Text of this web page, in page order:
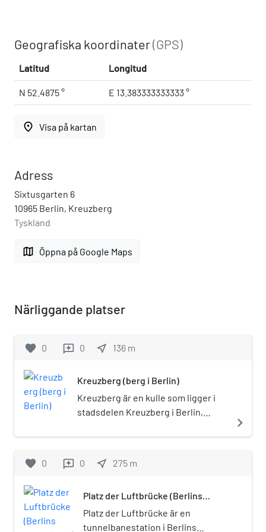
Geografiska koordinater(GPS)
Latitud Longitud
N 52.4875 ° E 13.383333333333 °
place Visa på kartan
Adress
Sixtusgarten 6
10965 Berlin, Kreuzberg
Tyskland
map Öppna på Google Maps
Närliggande platser
favorite 0 reviews 0 near_me 136 m
Kreuzberg (berg i Berlin)
Kreuzberg är en kulle som ligger i
stadsdelen Kreuzberg i Berlin,
över havet. Kullen är känd som
Kreuzberg, samt för det stora
som står på kullens topp. Större
delen av bergets yta upptas av en
park, Viktoriapark. Geologiskt bildar
navigate_next
favorite 0 reviews 0 near_me 275 m
Platz der Luftbrücke (Berlins
Platz der Luftbrücke är en
tunnelbanestation i Berlins